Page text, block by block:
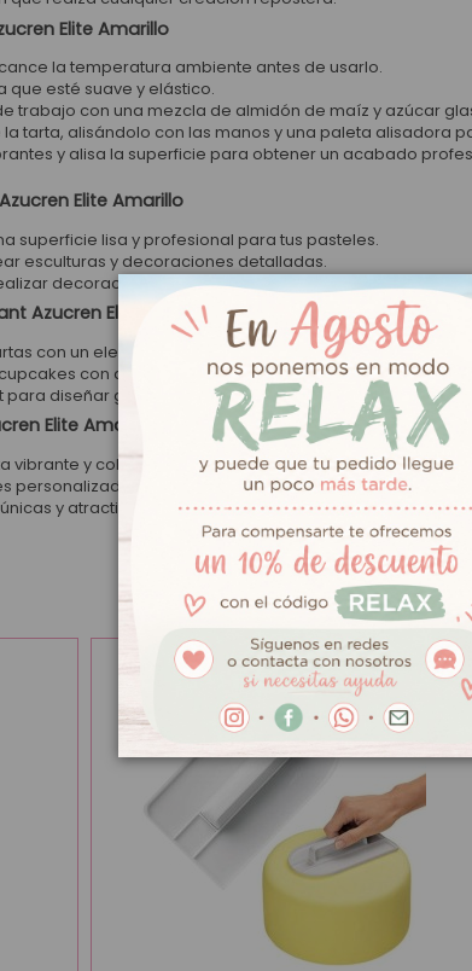
Elite Amarillo
la temperatura ambiente antes de usarlo.
que esté suave y elástico.
trabajo con una mezcla de almidón de maíz y azúcar
tarta, alisándolo con las manos y una paleta alisadora
y alisa la superficie para obtener un acabado
Elite Amarillo
superficie lisa y profesional para tus pasteles.
esculturas y decoraciones detalladas.
decoraciones precisas y definidas con cortadores.
Azucren Elite Amarillo
con un elegante acabado amarillo para
con detalles y formas elaboradas de fondant.
para diseñar galletas únicas para cualquier ocasión.
Elite Amarillo
vibrante y colorida con un acabado amarillo satinado.
personalizados y refinados a tus cupcakes.
y atractivas para eventos especiales utilizando este